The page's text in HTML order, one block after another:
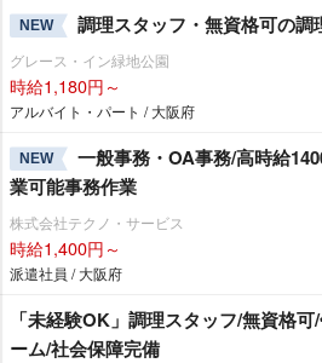
NEW 調理スタッフ・無資格可の調
グレース・イン緑地公園
時給1,180円～
アルバイト・パート / 大阪府
NEW
一般事務・OA事務/高時給
業可能事務作業
株式会社テクノ・サービス
時給1,400円～
派遣社員 / 大阪府
「未経験OK」調理スタッフ/無資格
ーム/社会保障完備